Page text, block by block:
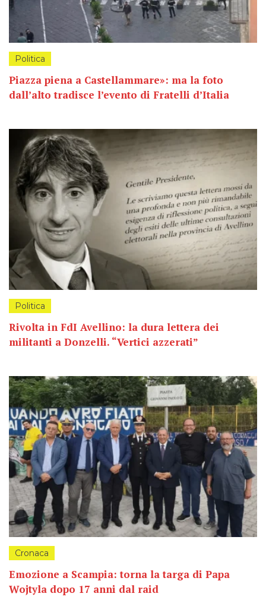
Politica
Piazza piena a Castellammare»: ma la foto
dall’alto tradisce l’evento di Fratelli d’Italia
Politica
Rivolta in FdI Avellino: la dura lettera dei
militanti a Donzelli. “Vertici azzerati”
Cronaca
Emozione a Scampia: torna la targa di Papa
Wojtyla dopo 17 anni dal raid